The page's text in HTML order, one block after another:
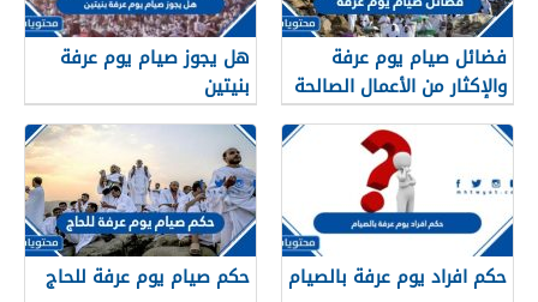
فضائل صيام يوم عرفة
والإكثار من الأعمال الصالحة
والدعاء 2026
هل يجوز صيام يوم عرفة
بنيتين
حكم افراد يوم عرفة بالصيام حكم صيام يوم عرفة للحاج